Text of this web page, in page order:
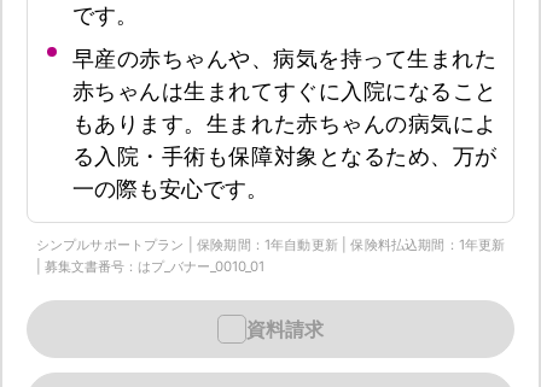
です。
早産の赤ちゃんや、病気を持って生まれた
赤ちゃんは生まれてすぐに入院になること
もあります。生まれた赤ちゃんの病気によ
る入院・手術も保障対象となるため、万が
一の際も安心です。
シンプルサポートプラン | 保険期間：1年自動更新 | 保険料払込期間：1年更新
| 募集文書番号：はプ_バナー_0010_01
資料請求